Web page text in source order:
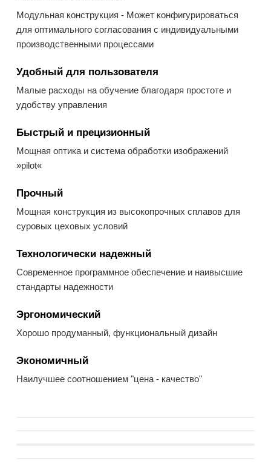
Модульная конструкция - Может конфигурироваться
для оптимального согласования с индивидуальными
производственными процессами
Удобный для пользователя
Малые расходы на обучение благодаря простоте и
удобству управления
Быстрый и прецизионный
Мощная оптика и система обработки изображений
»pilot«
Прочный
Мощная конструкция из высокопрочных сплавов для
суровых цеховых условий
Технологически надежный
Современное программное обеспечение и наивысшие
стандарты надежности
Эргономический
Хорошо продуманный, функциональный дизайн
Экономичный
Наилучшее соотношением "цена - качество"